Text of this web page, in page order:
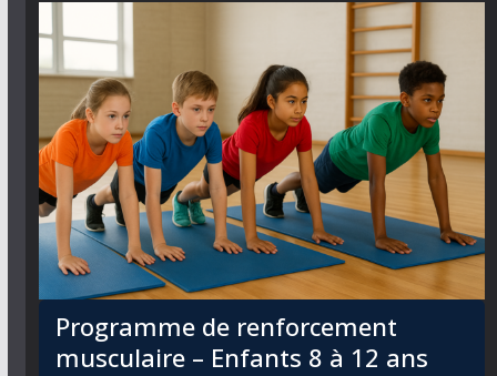
Programme de renforcement
musculaire – Enfants 8 à 12 ans